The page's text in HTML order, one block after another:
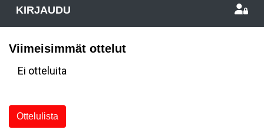
KIRJAUDU
Viimeisimmät ottelut
Ei otteluita
Ottelulista